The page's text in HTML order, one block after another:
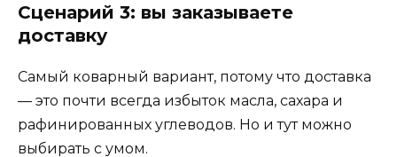
Сценарий 3: вы заказываете
доставку
Самый коварный вариант, потому что доставка
— это почти всегда избыток масла, сахара и
рафинированных углеводов. Но и тут можно
выбирать с умом.